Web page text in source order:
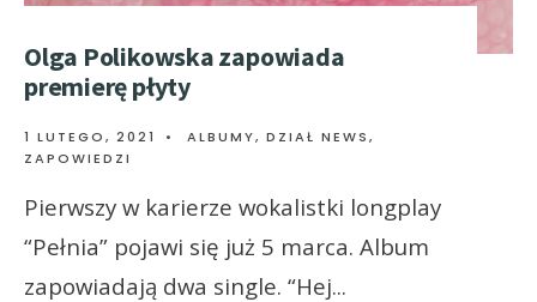
Olga Polikowska zapowiada
premierę płyty
1 LUTEGO, 2021 • ALBUMY, DZIAŁ NEWS,
ZAPOWIEDZI
Pierwszy w karierze wokalistki longplay
“Pełnia” pojawi się już 5 marca. Album
zapowiadają dwa single. “Hej...